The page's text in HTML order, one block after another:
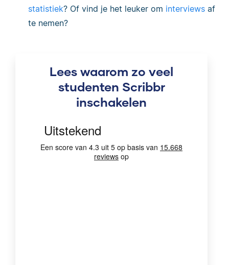
statistiek? Of vind je het leuker om interviews af
te nemen?
Lees waarom zo veel
studenten Scribbr
inschakelen